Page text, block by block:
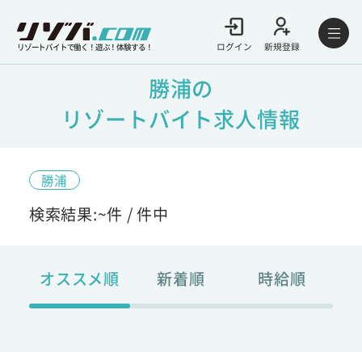
リゾートバイトで働く！遊ぶ！体験する！ ログイン 新規登録
勝浦の
リゾートバイト求人情報
勝浦
検索結果:~件 /件中
オススメ順 新着順 時給順